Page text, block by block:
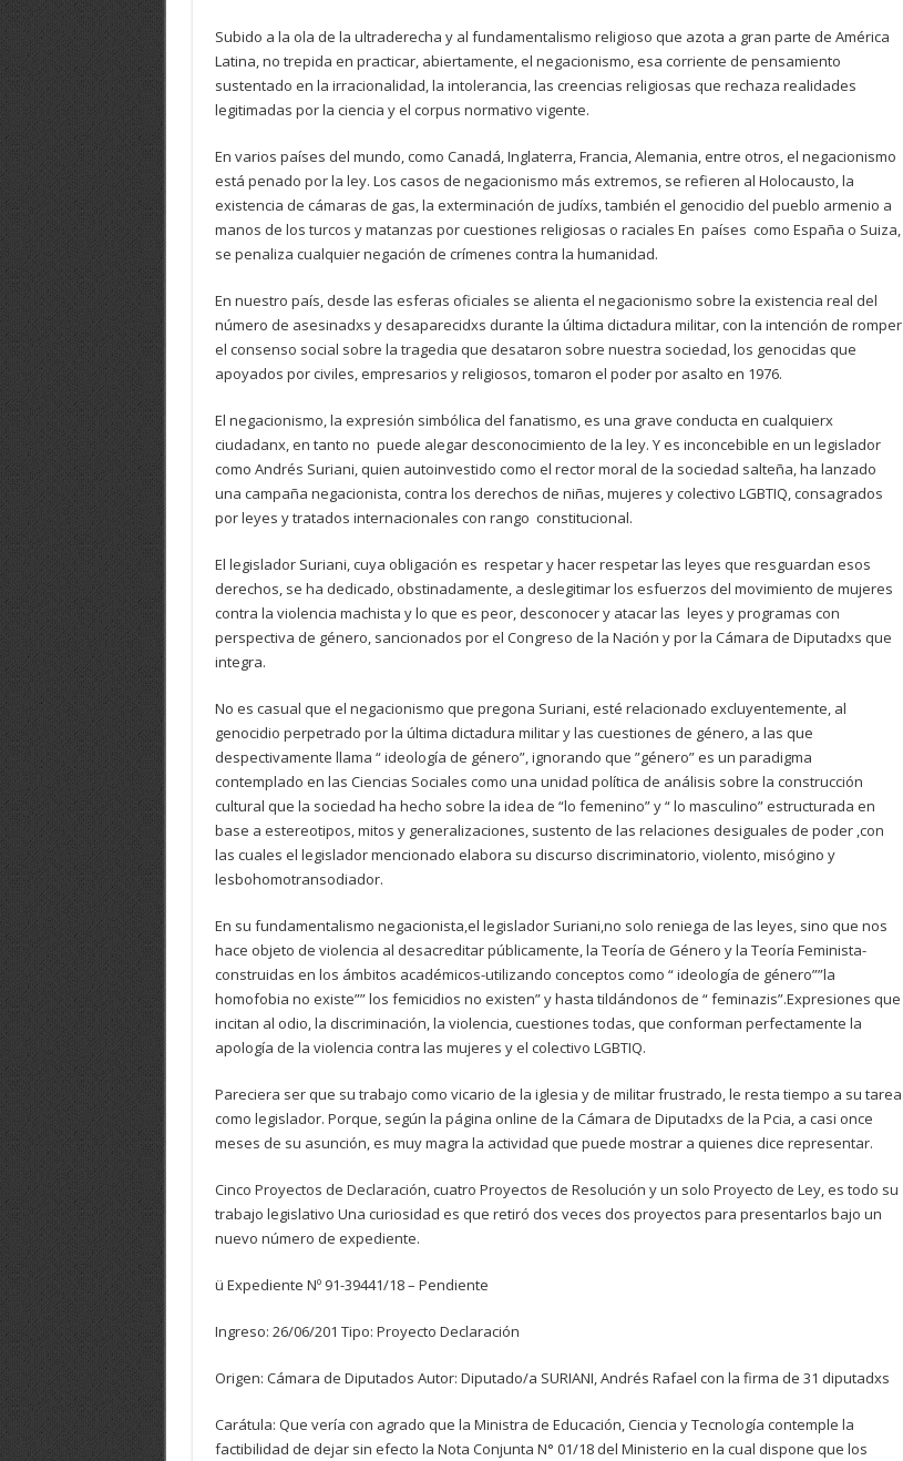
Subido a la ola de la ultraderecha y al fundamentalismo religioso que azota a gran parte de América
Latina, no trepida en practicar, abiertamente, el negacionismo, esa corriente de pensamiento
sustentado en la irracionalidad, la intolerancia, las creencias religiosas que rechaza realidades
legitimadas por la ciencia y el corpus normativo vigente.
En varios países del mundo, como Canadá, Inglaterra, Francia, Alemania, entre otros, el negacionismo
está penado por la ley. Los casos de negacionismo más extremos, se refieren al Holocausto, la
existencia de cámaras de gas, la exterminación de judíxs, también el genocidio del pueblo armenio a
manos de los turcos y matanzas por cuestiones religiosas o raciales En países como España o Suiza,
se penaliza cualquier negación de crímenes contra la humanidad.
En nuestro país, desde las esferas oficiales se alienta el negacionismo sobre la existencia real del
número de asesinadxs y desaparecidxs durante la última dictadura militar, con la intención de romper
el consenso social sobre la tragedia que desataron sobre nuestra sociedad, los genocidas que
apoyados por civiles, empresarios y religiosos, tomaron el poder por asalto en 1976.
El negacionismo, la expresión simbólica del fanatismo, es una grave conducta en cualquierx
ciudadanx, en tanto no puede alegar desconocimiento de la ley. Y es inconcebible en un legislador
como Andrés Suriani, quien autoinvestido como el rector moral de la sociedad salteña, ha lanzado
una campaña negacionista, contra los derechos de niñas, mujeres y colectivo LGBTIQ, consagrados
por leyes y tratados internacionales con rango constitucional.
El legislador Suriani, cuya obligación es respetar y hacer respetar las leyes que resguardan esos
derechos, se ha dedicado, obstinadamente, a deslegitimar los esfuerzos del movimiento de mujeres
contra la violencia machista y lo que es peor, desconocer y atacar las leyes y programas con
perspectiva de género, sancionados por el Congreso de la Nación y por la Cámara de Diputadxs que
integra.
No es casual que el negacionismo que pregona Suriani, esté relacionado excluyentemente, al
genocidio perpetrado por la última dictadura militar y las cuestiones de género, a las que
despectivamente llama “ ideología de género”, ignorando que ”género” es un paradigma
contemplado en las Ciencias Sociales como una unidad política de análisis sobre la construcción
cultural que la sociedad ha hecho sobre la idea de “lo femenino” y “ lo masculino” estructurada en
base a estereotipos, mitos y generalizaciones, sustento de las relaciones desiguales de poder ,con
las cuales el legislador mencionado elabora su discurso discriminatorio, violento, misógino y
lesbohomotransodiador.
En su fundamentalismo negacionista,el legislador Suriani,no solo reniega de las leyes, sino que nos
hace objeto de violencia al desacreditar públicamente, la Teoría de Género y la Teoría Feminista-
construidas en los ámbitos académicos-utilizando conceptos como “ ideología de género””la
homofobia no existe”” los femicidios no existen” y hasta tildándonos de “ feminazis”.Expresiones que
incitan al odio, la discriminación, la violencia, cuestiones todas, que conforman perfectamente la
apología de la violencia contra las mujeres y el colectivo LGBTIQ.
Pareciera ser que su trabajo como vicario de la iglesia y de militar frustrado, le resta tiempo a su tarea
como legislador. Porque, según la página online de la Cámara de Diputadxs de la Pcia, a casi once
meses de su asunción, es muy magra la actividad que puede mostrar a quienes dice representar.
Cinco Proyectos de Declaración, cuatro Proyectos de Resolución y un solo Proyecto de Ley, es todo su
trabajo legislativo Una curiosidad es que retiró dos veces dos proyectos para presentarlos bajo un
nuevo número de expediente.
ü Expediente Nº 91-39441/18 – Pendiente
Ingreso: 26/06/201 Tipo: Proyecto Declaración
Origen: Cámara de Diputados Autor: Diputado/a SURIANI, Andrés Rafael con la firma de 31 diputadxs
Carátula: Que vería con agrado que la Ministra de Educación, Ciencia y Tecnología contemple la
factibilidad de dejar sin efecto la Nota Conjunta N° 01/18 del Ministerio en la cual dispone que los